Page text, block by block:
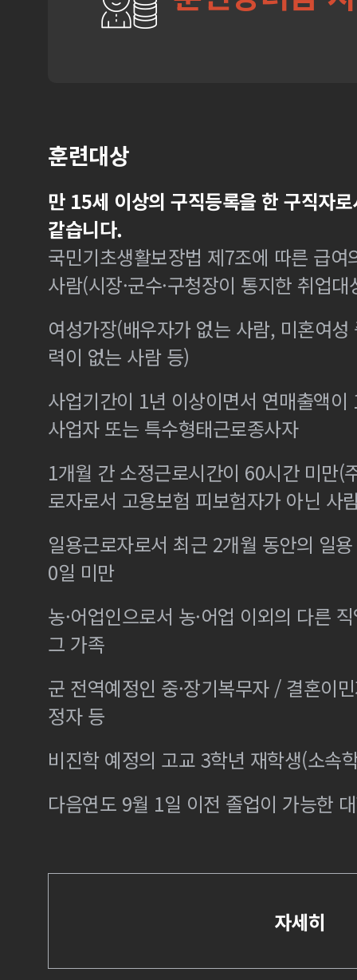
훈련대상
만 15세 이상의 구직등록을 한 구직자
같습니다.
국민기초생활보장법 제7조에 따른 급
사람(시장·군수·구청장이 통지한 취업
여성가장(배우자가 없는 사람, 미혼여
력이 없는 사람 등)
사업기간이 1년 이상이면서 연매출액
사업자 또는 특수형태근로종사자
1개월 간 소정근로시간이 60시간 미만(
로자로서 고용보험 피보험자가 아닌 사
일용근로자로서 최근 2개월 동안의 일
0일 미만
농·어업인으로서 농·어업 이외의 다른
그 가족
군 전역예정인 중·장기복무자 / 결혼이
정자 등
비진학 예정의 고교 3학년 재학생(소속
다음연도 9월 1일 이전 졸업이 가능한
자세히